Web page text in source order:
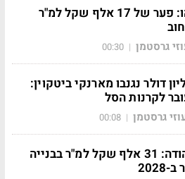
יד אליהו: פער של 17 אלף שקל למ"ר
גרסטמן |
00:30
מיליון דולר נגנבו מארנקי ביטקוין:
לקרנות הסל
גרסטמן |
00:08
נחלת יהודה: 31 אלף שקל למ"ר בבנייה